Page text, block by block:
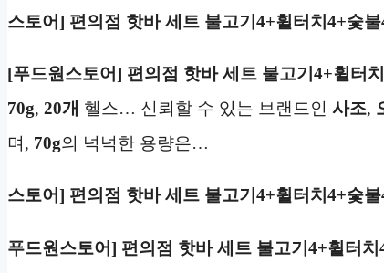
스토어] 편의점 핫바 세트 불고기4+휠터치4+숯
[푸드원스토어] 편의점 핫바 세트 불고기4+휠터
70g, 20개 헬스… 신뢰할 수 있는 브랜드인 사조,
며, 70g의 넉넉한 용량은…
스토어] 편의점 핫바 세트 불고기4+휠터치4+숯
푸드원스토어] 편의점 핫바 세트 불고기4+휠터